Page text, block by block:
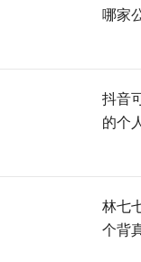
哪家
抖音
的个
林七
个背